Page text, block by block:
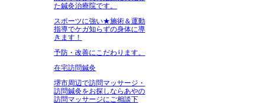
た鍼灸治療院です。
スポーツに強い★施術＆運動
指導でケガ知らずの身体に導
きます！
予防・改善にこだわります。
在宅訪問鍼灸
堺市周辺で訪問マッサージ・
訪問鍼灸をお探しならあやの
訪問マッサージにご相談下